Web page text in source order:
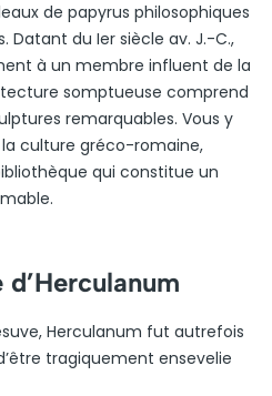
de papyrus philosophiques
Datant du Ier siècle av. J.-C.,
à un membre influent de la
somptueuse comprend
remarquables. Vous y
culture gréco-romaine,
qui constitue un
Herculanum fut autrefois
tragiquement ensevelie